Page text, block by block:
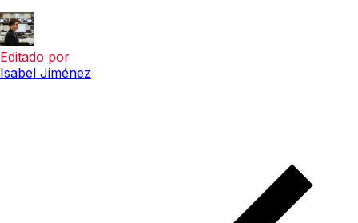
Editado por
Isabel Jiménez